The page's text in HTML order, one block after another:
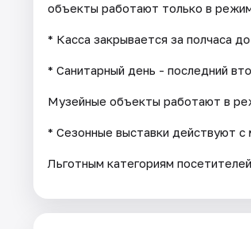
объекты работают только в
* Касса закрывается за полчаса
* Санитарный день - последний
Музейные объекты работают в
* Cезонные выставки действуют с
Льготным категориям